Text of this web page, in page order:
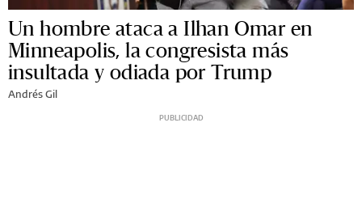
Un hombre ataca a Ilhan Omar en
Minneapolis, la congresista más
insultada y odiada por Trump
Andrés Gil